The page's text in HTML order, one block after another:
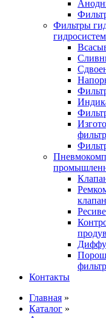
Фильтры
гидросистем
Контакты
Главная »
Каталог »